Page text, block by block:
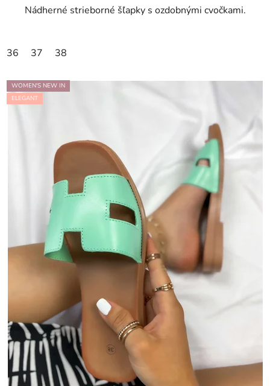
Nádherné strieborné šľapky s ozdobnými cvočkami.
36 37 38
WOMEN'S NEW IN
ELEGANT